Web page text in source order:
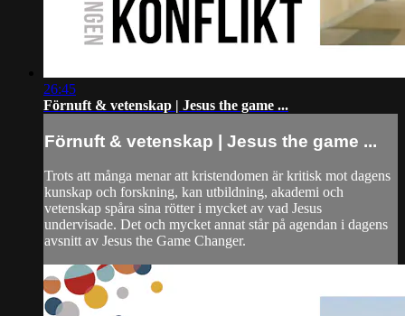
26:45
Förnuft & vetenskap | Jesus the game ...
Förnuft & vetenskap | Jesus the game ...
Trots att många menar att kristendomen är kritisk mot dagens
kunskap och forskning, kan utbildning, akademi och
vetenskap spåra sina rötter i mycket av vad Jesus
undervisade. Det och mycket annat står på agendan i dagens
avsnitt av Jesus the Game Changer.